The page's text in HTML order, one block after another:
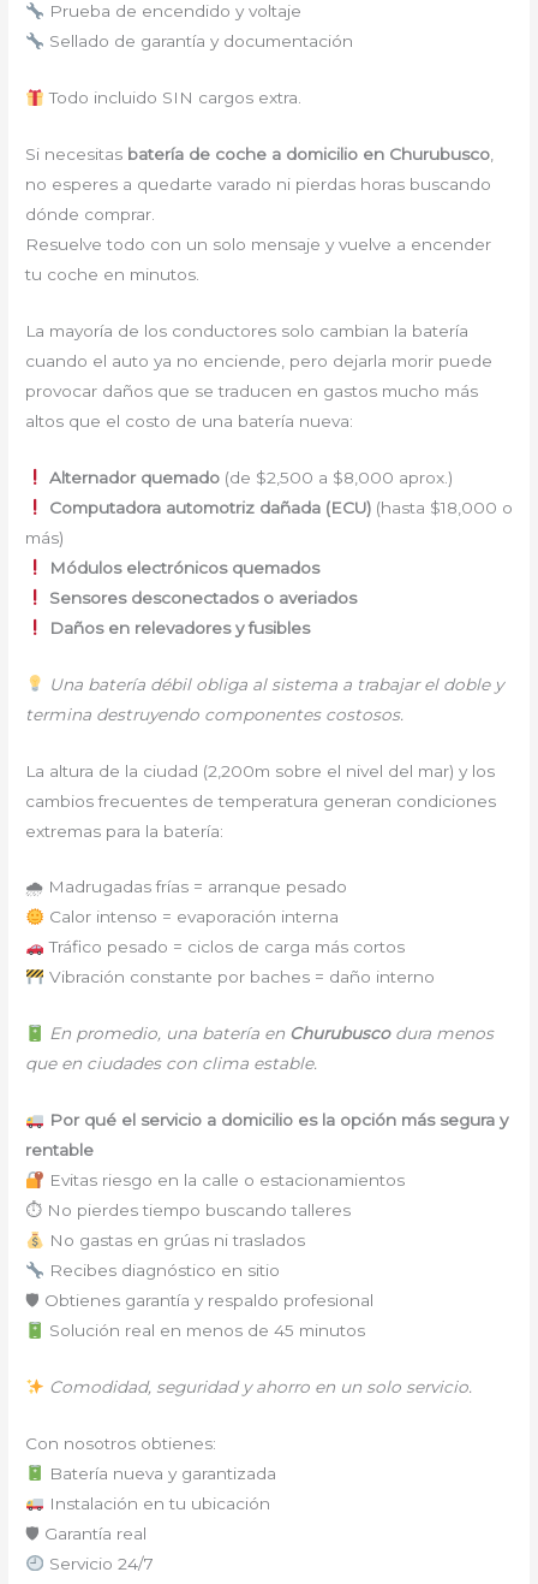
Prueba de encendido y voltaje
Sellado de garantía y documentación
Todo incluido SIN cargos extra.
Si necesitas batería de coche a domicilio en Churubusco
no esperes a quedarte varado ni pierdas horas buscando
dónde comprar.
Resuelve todo con un solo mensaje y vuelve a encender
tu coche en minutos.
La mayoría de los conductores solo cambian la batería
cuando el auto ya no enciende, pero dejarla morir puede
provocar daños que se traducen en gastos mucho más
altos que el costo de una batería nueva:
Alternador quemado(de $2,500 a $8,000 aprox.)
Computadora automotriz dañada (ECU)(hasta $18,000 o
más)
Módulos electrónicos quemados
Sensores desconectados o averiados
Daños en relevadores y fusibles
Una batería débil obliga al sistema a trabajar el doble y
termina destruyendo componentes costosos.
La altura de la ciudad (2,200m sobre el nivel del mar) y los
cambios frecuentes de temperatura generan condiciones
extremas para la batería:
🌧 Madrugadas frías = arranque pesado
Calor intenso = evaporación interna
Tráfico pesado = ciclos de carga más cortos
Vibración constante por baches = daño interno
En promedio, una batería en Churubusco dura menos
que en ciudades con clima estable.
Por qué el servicio a domicilio es la opción más segura y
rentable
Evitas riesgo en la calle o estacionamientos
⏱ No pierdes tiempo buscando talleres
No gastas en grúas ni traslados
Recibes diagnóstico en sitio
🛡 Obtienes garantía y respaldo profesional
Solución real en menos de 45 minutos
Comodidad, seguridad y ahorro en un solo servicio.
Con nosotros obtienes:
Batería nueva y garantizada
Instalación en tu ubicación
🛡 Garantía real
Servicio 24/7